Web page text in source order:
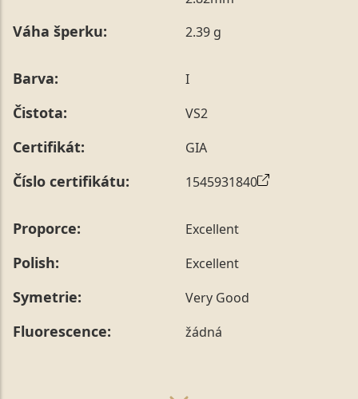
sdělit během jejího telefonického ověření, které z naší
Pro sdělení skladové velikosti tohoto konkrétního
Váha šperku: 2.39 g
Barva: I
Čistota: VS2
Certifikát: GIA
Číslo certifikátu: 1545931840
Proporce: Excellent
Polish: Excellent
Symetrie: Very Good
Fluorescence: žádná